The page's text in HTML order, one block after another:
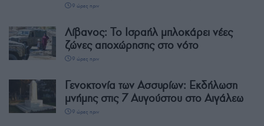
9 ώρες πριν
Λίβανος: Το Ισραήλ μπλοκάρει νέες
ζώνες αποχώρησης στο νότο
9 ώρες πριν
Γενοκτονία των Ασσυρίων: Εκδήλωση
μνήμης στις 7 Αυγούστου στο Αιγάλεω
9 ώρες πριν